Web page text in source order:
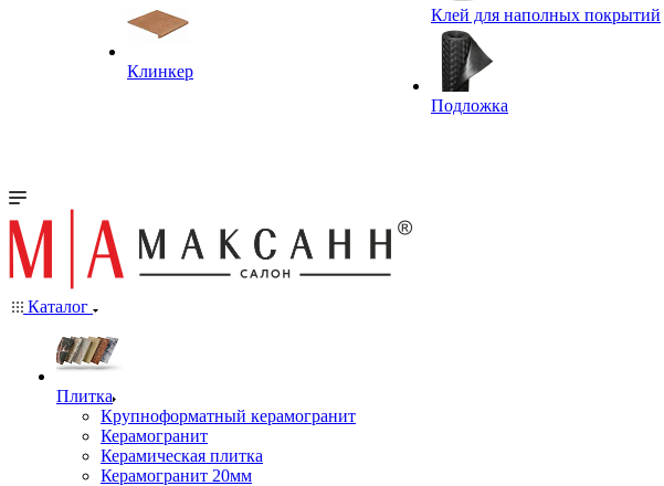
Клинкер
Клей для наполных покрытий
Подложка
Каталог
Плитка
Крупноформатный керамогранит
Керамогранит
Керамическая плитка
Керамогранит 20мм